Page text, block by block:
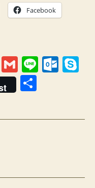
Facebook
M
G
m
ail
Li
O
m